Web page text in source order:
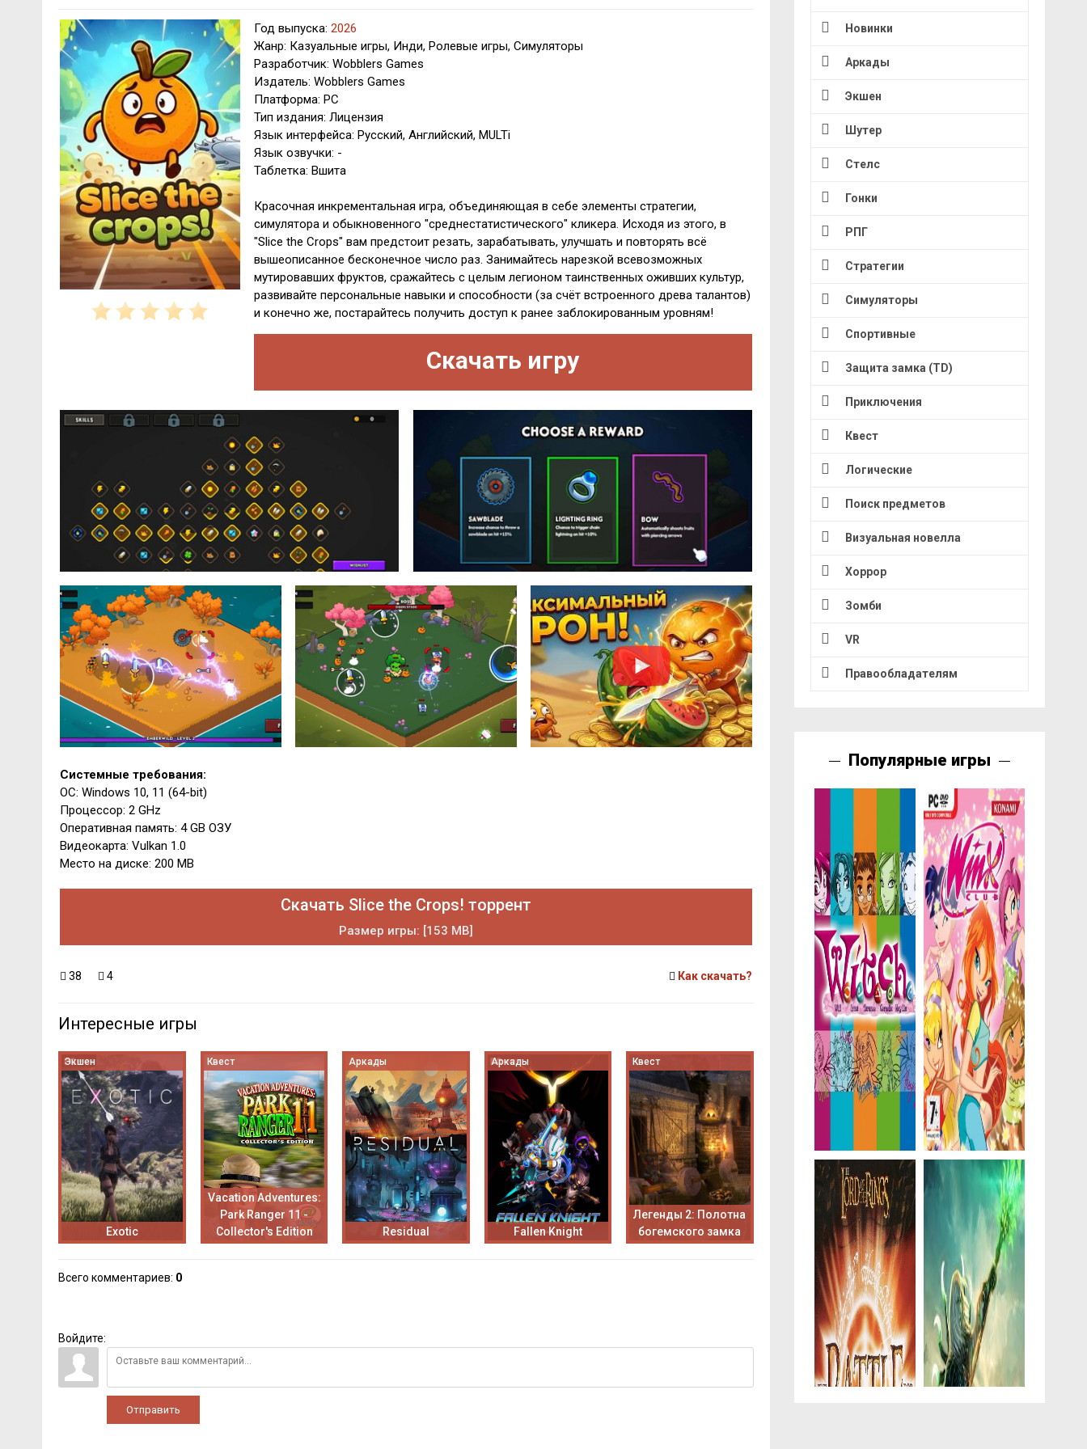
Год выпуска: 2026
Жанр: Казуальные игры, Инди, Ролевые игры, Симуляторы
Разработчик: Wobblers Games
Издатель: Wobblers Games
Платформа: PC
Тип издания: Лицензия
Язык интерфейса: Русский, Английский, MULTi
Язык озвучки: -
Таблетка: Вшита
Красочная инкрементальная игра, объединяющая в себе элементы стратегии,
симулятора и обыкновенного "среднестатистического" кликера. Исходя из этого, в
"Slice the Crops" вам предстоит резать, зарабатывать, улучшать и повторять всё
вышеописанное бесконечное число раз. Занимайтесь нарезкой всевозможных
мутировавших фруктов, сражайтесь с целым легионом таинственных оживших культур,
развивайте персональные навыки и способности (за счёт встроенного древа талантов)
и конечно же, постарайтесь получить доступ к ранее заблокированным уровням!
Скачать игру
Системные требования:
ОС: Windows 10, 11 (64-bit)
Процессор: 2 GHz
Оперативная память: 4 GB ОЗУ
Видеокарта: Vulkan 1.0
Место на диске: 200 MB
Скачать Slice the Crops! торрент
Размер игры: [153 MB]
38 4 Как скачать?
Интересные игры
Экшен
Exotic
Квест
Vacation Adventures:
Park Ranger 11 -
Collector's Edition
Аркады
Residual
Аркады
Fallen Knight
Квест
Легенды 2: Полотна
богемского замка
Всего комментариев: 0
Войдите:
Отправить
Новинки
Аркады
Экшен
Шутер
Стелс
Гонки
РПГ
Стратегии
Симуляторы
Спортивные
Защита замка (TD)
Приключения
Квест
Логические
Поиск предметов
Визуальная новелла
Хоррор
Зомби
VR
Правообладателям
Популярные игры